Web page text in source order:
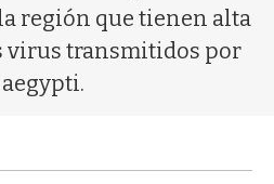
región que tienen alta
virus transmitidos por